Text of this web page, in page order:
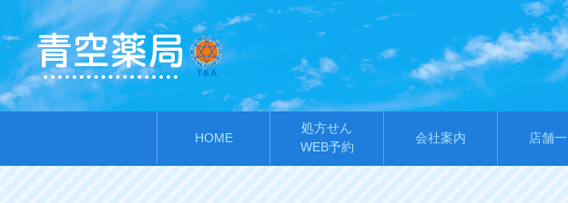
HOME
処方せん
WEB予約
会社案内 店舗